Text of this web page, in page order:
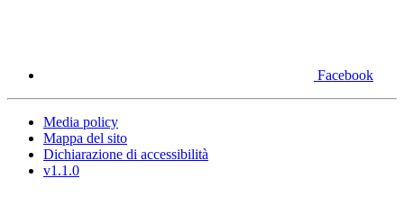
Facebook
Media policy
Mappa del sito
Dichiarazione di accessibilità
v1.1.0